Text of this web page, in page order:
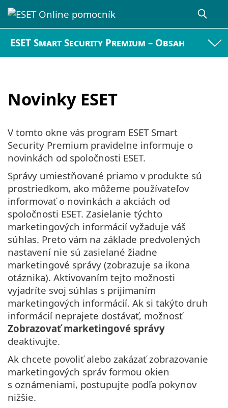
ESET Smart Security Premium – Obsah
Novinky ESET
V tomto okne vás program ESET Smart
Security Premium pravidelne informuje o
novinkách od spoločnosti ESET.
Správy umiestňované priamo v produkte sú
prostriedkom, ako môžeme používateľov
informovať o novinkách a akciách od
spoločnosti ESET. Zasielanie týchto
marketingových informácií vyžaduje váš
súhlas. Preto vám na základe predvolených
nastavení nie sú zasielané žiadne
marketingové správy (zobrazuje sa ikona
otáznika). Aktivovaním tejto možnosti
vyjadríte svoj súhlas s prijímaním
marketingových informácií. Ak si takýto druh
informácií neprajete dostávať, možnosť
Zobrazovať marketingové správy
deaktivujte.
Ak chcete povoliť alebo zakázať zobrazovanie
marketingových správ formou okien
s oznámeniami, postupujte podľa pokynov
nižšie.